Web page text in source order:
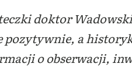
doktor
pozytywnie, a
o obserwacji,